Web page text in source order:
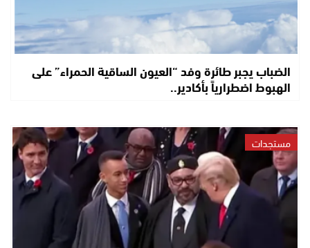
الضباب يجبر طائرة وفد “العيون الساقية الحمراء” على
الهبوط اضطرارياً بأكادير..
مستجدات